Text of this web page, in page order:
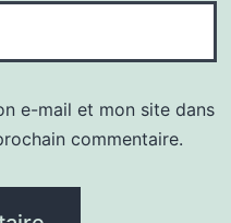
e-mail et mon site dans
commentaire.